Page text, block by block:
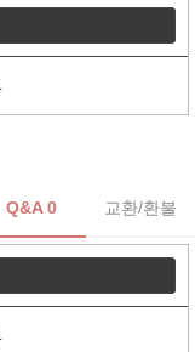
Q&A 0 교환/환불